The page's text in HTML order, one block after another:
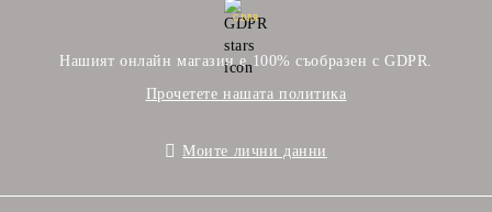
GDPR
Нашият онлайн магазин е 100% съобразен с GDPR.
Прочетете нашата политика
Моите лични данни